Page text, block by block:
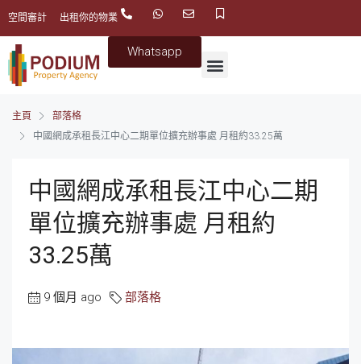
空間審計 出租你的物業
Whatsapp
主頁
部落格
中國網成承租長江中心二期單位擴充辦事處 月租約33.25萬
中國網成承租長江中心二期
單位擴充辦事處 月租約
33.25萬
9 個月 ago 部落格